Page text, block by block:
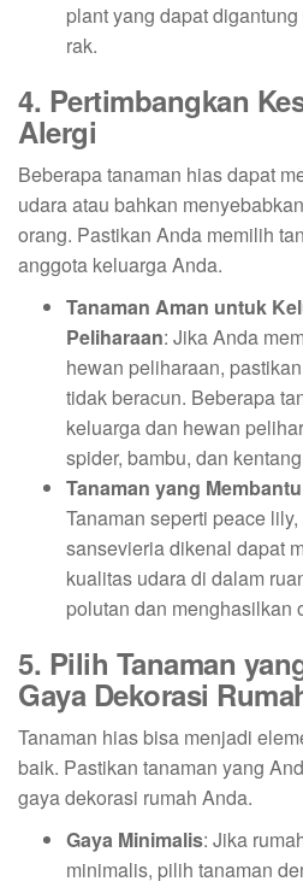
plant yang dapat
rak.
4. Pertimbangkan
Alergi
Beberapa tanaman hias dapat
udara atau bahkan
orang. Pastikan Anda memilih
anggota keluarga Anda.
Tanaman Aman untuk
Peliharaan: Jika Anda
hewan peliharaan,
tidak beracun. Beberapa
keluarga dan hewan
spider, bambu, dan
Tanaman yang
Tanaman seperti peace
sansevieria dikenal dapat
kualitas udara di dalam
polutan dan menghasilkan
5. Pilih Tanaman
Gaya Dekorasi
Tanaman hias bisa menjadi
baik. Pastikan tanaman yang
gaya dekorasi rumah Anda.
Gaya Minimalis: Jika
minimalis, pilih tanaman